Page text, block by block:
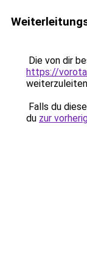
Die von dir
https://
Falls du
du zur